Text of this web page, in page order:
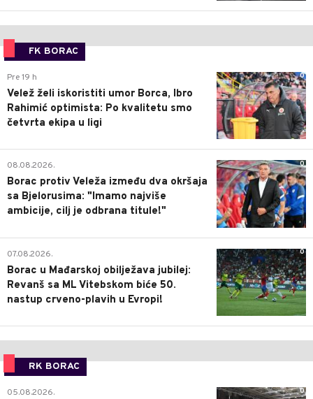
FK BORAC
0
Pre 19 h
Velež želi iskoristiti umor Borca, Ibro
Rahimić optimista: Po kvalitetu smo
četvrta ekipa u ligi
0
08.08.2026.
Borac protiv Veleža između dva okršaja
sa Bjelorusima: "Imamo najviše
ambicije, cilj je odbrana titule!"
0
07.08.2026.
Borac u Mađarskoj obilježava jubilej:
Revanš sa ML Vitebskom biće 50.
nastup crveno-plavih u Evropi!
RK BORAC
0
05.08.2026.